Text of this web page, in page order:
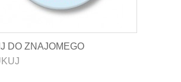
DO ZNAJOMEGO